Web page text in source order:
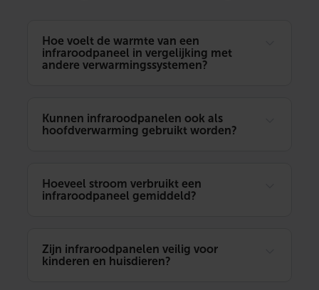
Hoe voelt de warmte van een
infraroodpaneel in vergelijking met
andere verwarmingssystemen?
Kunnen infraroodpanelen ook als
hoofdverwarming gebruikt worden?
Hoeveel stroom verbruikt een
infraroodpaneel gemiddeld?
Zijn infraroodpanelen veilig voor
kinderen en huisdieren?